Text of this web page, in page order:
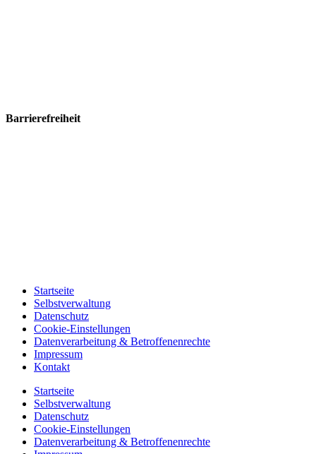
Barrierefreiheit
Startseite
Selbstverwaltung
Datenschutz
Cookie-Einstellungen
Datenverarbeitung & Betroffenenrechte
Impressum
Kontakt
Startseite
Selbstverwaltung
Datenschutz
Cookie-Einstellungen
Datenverarbeitung & Betroffenenrechte